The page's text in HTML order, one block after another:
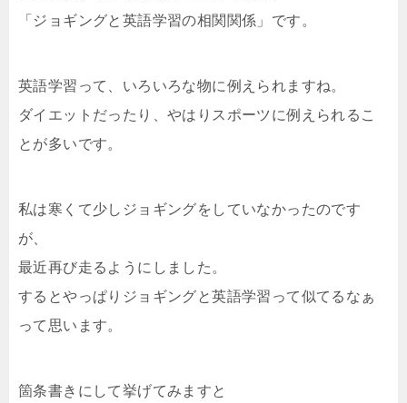
「ジョギングと英語学習の相関関係」です。
英語学習って、いろいろな物に例えられますね。
ダイエットだったり、やはりスポーツに例えられるこ
とが多いです。
私は寒くて少しジョギングをしていなかったのです
が、
最近再び走るようにしました。
するとやっぱりジョギングと英語学習って似てるなぁ
って思います。
箇条書きにして挙げてみますと